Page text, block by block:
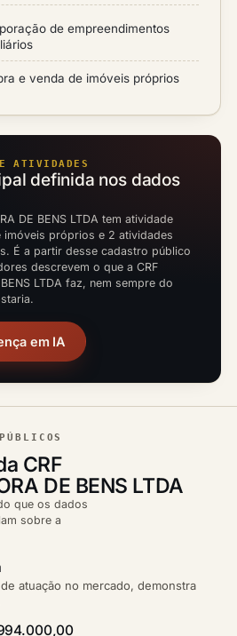
de empreendimentos
e venda de imóveis próprios
ATIVIDADES
definida nos dados
DE BENS LTDA tem atividade
imóveis próprios e 2 atividades
É a partir desse cadastro público
descrevem o que a CRF
LTDA faz, nem sempre do
em IA
CRF
DE BENS LTDA
que os dados
sobre a
atuação no mercado, demonstra